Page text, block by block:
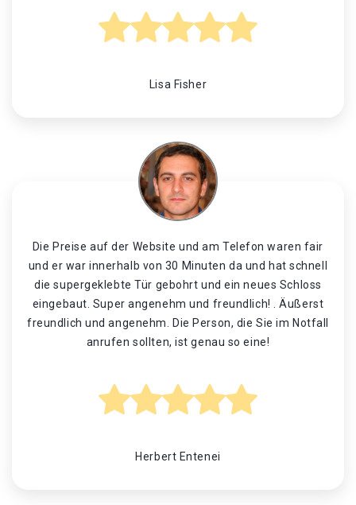
Lisa Fisher
Die Preise auf der Website und am Telefon waren fair
und er war innerhalb von 30 Minuten da und hat schnell
die supergeklebte Tür gebohrt und ein neues Schloss
eingebaut. Super angenehm und freundlich! . Äußerst
freundlich und angenehm. Die Person, die Sie im Notfall
anrufen sollten, ist genau so eine!
Herbert Entenei